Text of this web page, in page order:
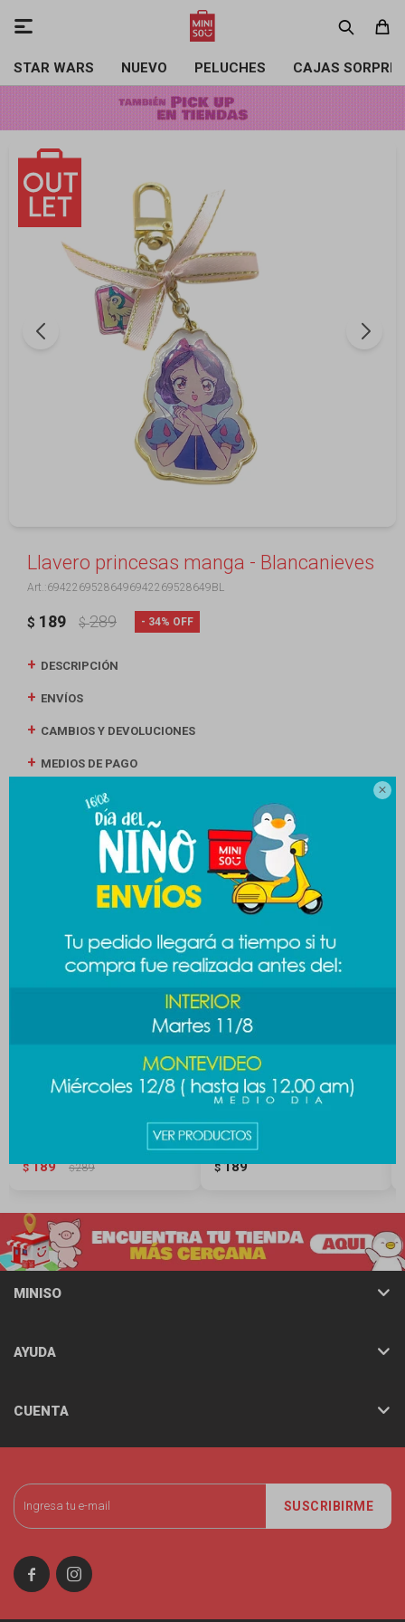

STAR WARS NUEVO PELUCHES CAJAS

Llavero princesas manga - Blancanieves
69422695286496942269528649BL
$ 189 $ 289 34
DESCRIPCIÓN
ENVÍOS
CAMBIOS Y DEVOLUCIONES
MEDIOS DE PAGO
Productos que te pueden interesar
Llavero princesas manga -
$ 189 $289
Colgante celular Sanrio -
Melody
$ 189
SUSCRIBIRME
 
MINISO
AYUDA
CUENTA